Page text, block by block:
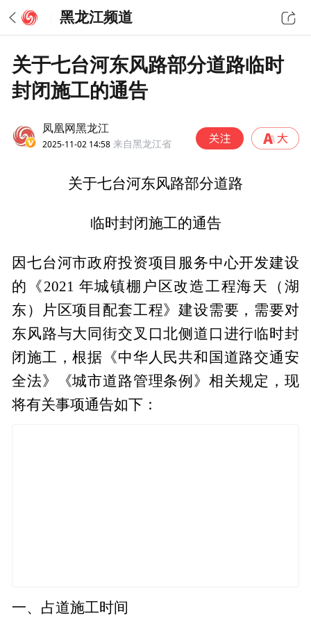
黑龙江频道
关于七台河东风路部分道路临时
封闭施工的通告
凤凰网黑龙江
2025-11-02 14:58 来自黑龙江省
关于七台河东风路部分道路
临时封闭施工的通告
因七台河市政府投资项目服务中心开发建设
的《2021 年城镇棚户区改造工程海天（湖
东）片区项目配套工程》建设需要，需要对
东风路与大同街交叉口北侧道口进行临时封
闭施工，根据《中华人民共和国道路交通安
全法》《城市道路管理条例》相关规定，现
将有关事项通告如下：
一、占道施工时间